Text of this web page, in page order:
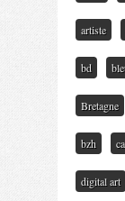
artiste
bd
Bretagne
bzh
digital art